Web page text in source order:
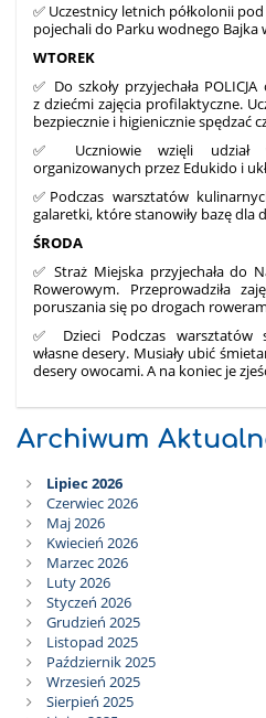
✅ Uczestnicy letnich półkolonii
pojechali do Parku wodnego Bajka
WTOREK
✅ Do szkoły przyjechała
z dziećmi zajęcia profilaktyczne.
bezpiecznie i higienicznie spędzać
✅ Uczniowie wzięli udział
organizowanych przez Edukido i
✅Podczas warsztatów
galaretki, które stanowiły bazę dla
ŚRODA
✅ Straż Miejska przyjechała do
Rowerowym. Przeprowadziła
poruszania się po drogach
✅ Dzieci Podczas warsztatów
własne desery. Musiały ubić
desery owocami. A na koniec je
Archiwum
Lipiec 2026
Czerwiec 2026
Maj 2026
Kwiecień 2026
Marzec 2026
Luty 2026
Styczeń 2026
Grudzień 2025
Listopad 2025
Październik 2025
Wrzesień 2025
Sierpień 2025